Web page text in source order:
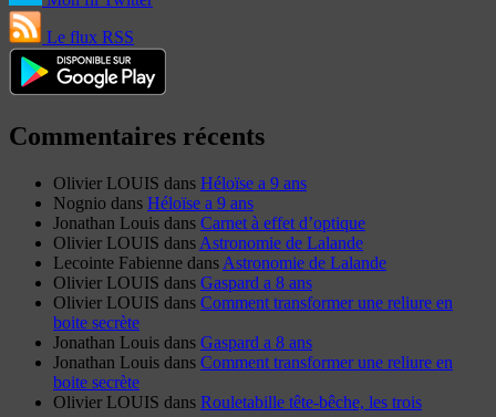
Le flux RSS
Commentaires récents
Olivier LOUIS dans Héloïse a 9 ans
Nognio dans Héloïse a 9 ans
Jonathan Louis dans Carnet à effet d’optique
Olivier LOUIS dans Astronomie de Lalande
Lecointe Fabienne dans Astronomie de Lalande
Olivier LOUIS dans Gaspard a 8 ans
Olivier LOUIS dans Comment transformer une reliure en
boite secrète
Jonathan Louis dans Gaspard a 8 ans
Jonathan Louis dans Comment transformer une reliure en
boite secrète
Olivier LOUIS dans Rouletabille tête-bêche, les trois